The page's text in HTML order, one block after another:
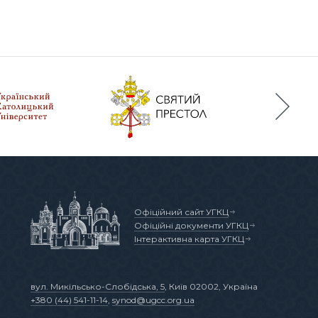
вул. Микільсько-Слобідська, 5, Київ 02002, Україна
+380 (44) 541-11-14, synod@ugcc.org.ua
Офіційний сайт УГКЦ
Офіційні документи УГКЦ
Інтерактивна карта УГКЦ